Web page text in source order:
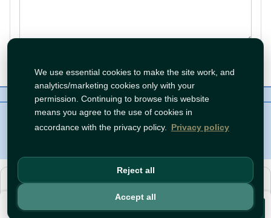
We use essential cookies to make the site work, and
analytics/marketing cookies only with your
permission. Continuing to browse this website
means you agree to the use of cookies in
accordance with the privacy policy. Privacy policy
Reject all
Accept all
€1.59 Add to Cart
Contact Policies
Copyright© Tawfeer 2018-2026
هذا متجر جملة. الأسعار وميزات الشراء متاحة فقط للحساباتالمسجّلة
والمفعّلة
سجّل دخولأوافتح حساب .